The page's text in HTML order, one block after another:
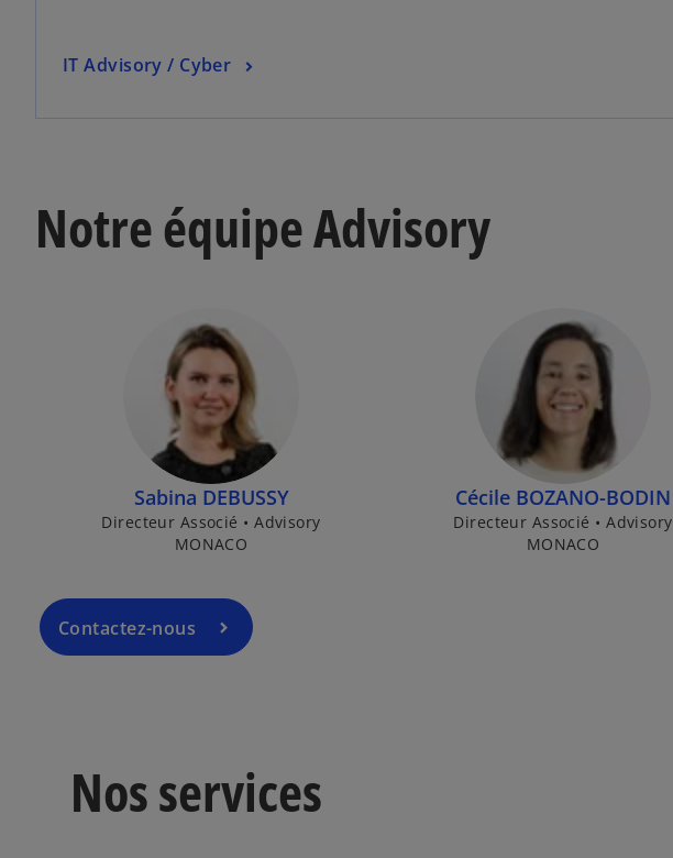
IT Advisory / Cyber
Notre équipe Advisory
Sabina DEBUSSY
Directeur Associé • Advisory
MONACO
Contactez-nous
Cécile BOZANO-BODIN
Directeur Associé • Advisory
MONACO
Nos services